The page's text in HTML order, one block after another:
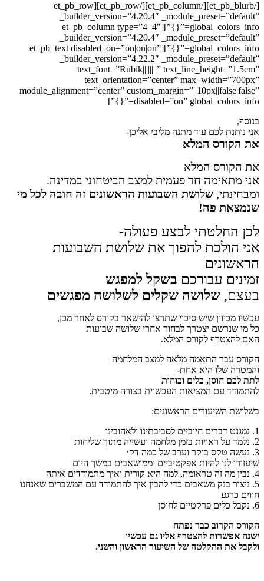
[/et_pb_blurb][/et_pb_column][/et_pb_row][et_pb_row
_builder_version=”4.20.4″ _module_preset=”default”
global_colors_info=”{}”][et_pb_column type=”4_4″
_builder_version=”4.20.4″ _module_preset=”default”
global_colors_info=”{}”][et_pb_text disabled_on=”on|on|on”
_builder_version=”4.22.2″ _module_preset=”default”
text_font=”Rubik||||||||” text_line_height=”1.5em”
text_orientation=”center” max_width=”700px”
module_alignment=”center” custom_margin=”||10px||false|false”
disabled=”on” global_colors_info=”{}”]
בנוסף,
אני נותנת לכם עוד מתנה מליבי אליכן-
את הקורס המלא
את הקורס המלא
אני מתאימה חד פעמית למצב הביטחוני במדינה.
ומבחינתי, שלושת השבועות הראשונים זה חובה לכל מי
שנמצאת פה!
לכן החלטתי לבצע פעולה-
אני הולכת להפוך את שלושת השבועות
הראשונים
זמינים עבורכם בשקל למפגש
בעצם, שלושה שקלים לשלושה מפגשים
עכשיו מכיוון שיש סיכוי שתרצו להישאר בקורס לאחר מכן,
כל מי שנרשם יצטרך לבחור אחרי שלושה שבועות
האם להצטרף לקורס המלא.
הקורס עבר התאמה מלאה למצב המלחמה
והמטרה שלו היא אחת-
לתת לכם חוסן, כלים וכוחות
להתמודד עם המציאות העכשוית בצורה מיטבית.
בשלושת השיעורים הראשונים:
1. נמגנט דברים חיוביים לסביבתינו ולאהובינו
2. נלמד על ראויות בזמן מלחמה
ועשייה מתוך שליחות
3. נעשה טקס בוקר וערב של כמה דק׳
שיעזורו לנו להיות אפקטיביים וממושאבים במשך היום
4. נבין מה זה
טראומה, למה היא קורית ואיך מתמודדים איתה
5. ניצור בנק משאבים כדי להבין
איך להתמודד עם המשברים שאנחנו
חווים כרגע
6. נקבל
כלים פרקטיים לחוסן
הקורס הקרוב כבר נפתח
ישנה אפשרות להצטרף אליו גם עכשיו
ולקבל את ההקלטה של השיעור הראשון והשני.